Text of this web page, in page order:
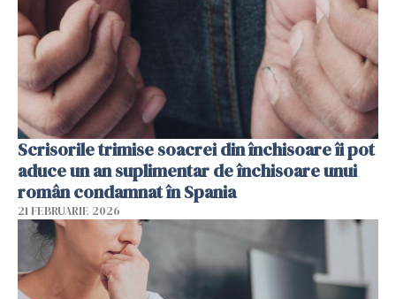
Scrisorile trimise soacrei din închisoare îi pot
aduce un an suplimentar de închisoare unui
român condamnat în Spania
21 FEBRUARIE 2026